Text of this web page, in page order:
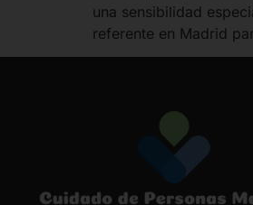
una sensibilidad
referente en Madrid